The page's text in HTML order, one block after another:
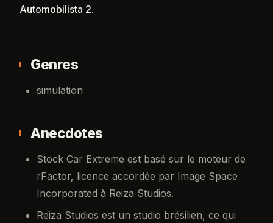
Automobilista 2.
Genres
simulation
Anecdotes
Stock Car Extreme est basé sur le moteur de
rFactor, licence accordée par Image Space
Incorporated à Reiza Studios.
Reiza Studios est un studio brésilien, ce qui